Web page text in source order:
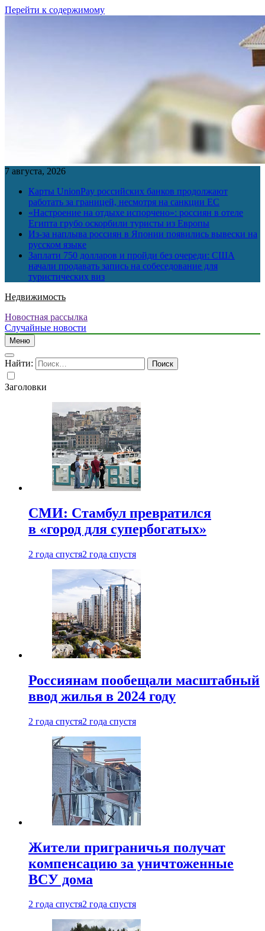
Перейти к содержимому
7 августа, 2026
Карты UnionPay российских банков продолжают
работать за границей, несмотря на санкции ЕС
«Настроение на отдыхе испорчено»: россиян в отеле
Египта грубо оскорбили туристы из Европы
Из-за наплыва россиян в Японии появились вывески на
русском языке
Заплати 750 долларов и пройди без очереди: США
начали продавать запись на собеседование для
туристических виз
Недвижимость
Новостная рассылка
Случайные новости
Меню
Найти:
Заголовки
СМИ: Стамбул превратился
в «город для супербогатых»
2 года спустя2 года спустя
Россиянам пообещали масштабный
ввод жилья в 2024 году
2 года спустя2 года спустя
Жители приграничья получат
компенсацию за уничтоженные
ВСУ дома
2 года спустя2 года спустя